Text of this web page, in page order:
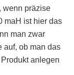
wenn präzise
maH ist hier das
man zwar
auf, ob man das
anlegen